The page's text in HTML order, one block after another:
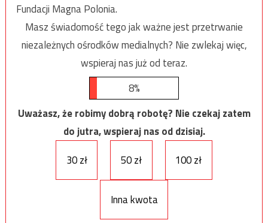
Fundacji Magna Polonia.
Masz świadomość tego jak ważne jest przetrwanie
niezależnych ośrodków medialnych? Nie zwlekaj więc,
wspieraj nas już od teraz.
8%
Uważasz, że robimy dobrą robotę? Nie czekaj zatem
do jutra, wspieraj nas od dzisiaj.
30 zł
50 zł 100 zł
Inna kwota